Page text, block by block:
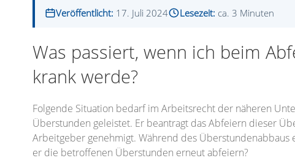
Veröffentlicht: 17. Juli 2024 Lesezeit: ca. 3 Minuten
Was passiert, wenn ich beim
krank werde?
Folgende Situation bedarf im Arbeitsrecht der näheren
Überstunden geleistet. Er beantragt das Abfeiern dieser
Arbeitgeber genehmigt. Während des
er die betroffenen Überstunden erneut abfeiern?